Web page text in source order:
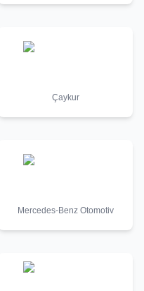
Çaykur
Mercedes-Benz Otomotiv